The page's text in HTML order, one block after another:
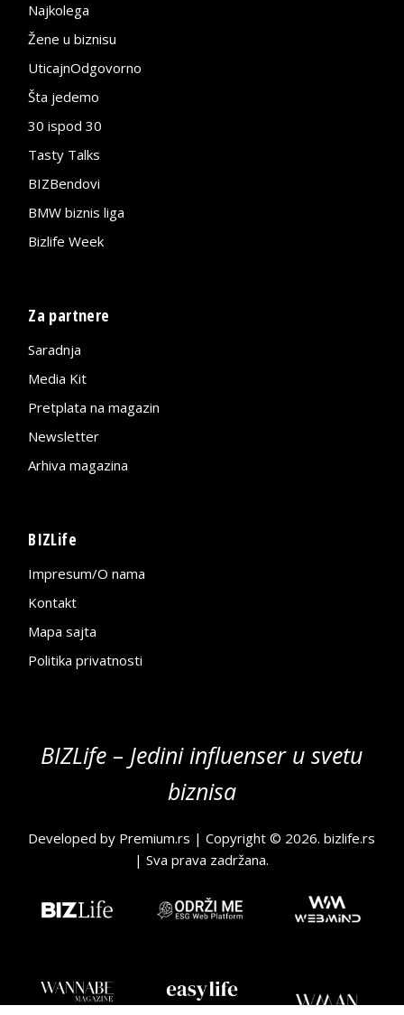
Najkolega
Žene u biznisu
UticajnOdgovorno
Šta jedemo
30 ispod 30
Tasty Talks
BIZBendovi
BMW biznis liga
Bizlife Week
Za partnere
Saradnja
Media Kit
Pretplata na magazin
Newsletter
Arhiva magazina
BIZLife
Impresum/O nama
Kontakt
Mapa sajta
Politika privatnosti
BIZLife – Jedini influenser u svetu
biznisa
Developed by Premium.rs | Copyright © 2026.bizlife.rs
| Sva prava zadržana.